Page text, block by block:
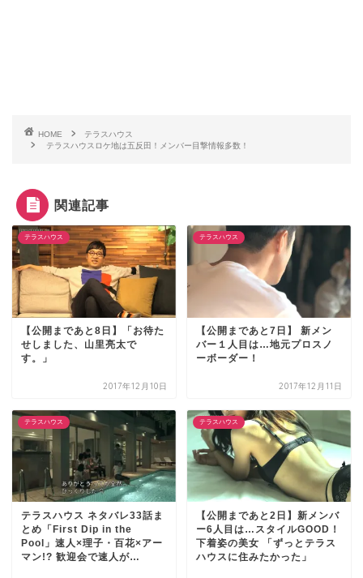
HOME
テラスハウス
テラスハウスロケ地は五反田！メンバー目撃情報多数！
関連記事
テラスハウス
【公開まであと8日】「お待た
せしました、山里亮太で
す。」
2017年12月10日
テラスハウス
【公開まであと7日】 新メン
バー１人目は…地元プロスノ
ーボーダー！
2017年12月11日
テラスハウス
テラスハウス ネタバレ33話ま
とめ「First Dip in the
Pool」速人×理子・百花×アー
マン!? 歓迎会で速人が…
テラスハウス
【公開まであと2日】新メンバ
ー6人目は…スタイルGOOD！
下着姿の美女 「ずっとテラス
ハウスに住みたかった」